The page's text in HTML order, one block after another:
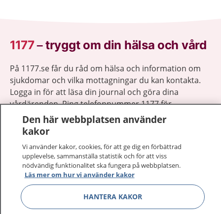
1177–tryggt om din hälsa och vård
På 1177.se får du råd om hälsa och information om
sjukdomar och vilka mottagningar du kan kontakta.
Logga in för att läsa din journal och göra dina
vårdärenden. Ring telefonnummer 1177 för
sjukvårdsrådgivning dygnet runt.
1177 ger dig råd när du vill må bättre.
1177 på flera språk Visa
Den här webbplatsen använder
kakor
Vi använder kakor, cookies, för att ge dig en förbättrad
upplevelse, sammanställa statistik och för att viss
nödvändig funktionalitet ska fungera på webbplatsen.
Läs mer om hur vi använder kakor
HANTERA KAKOR